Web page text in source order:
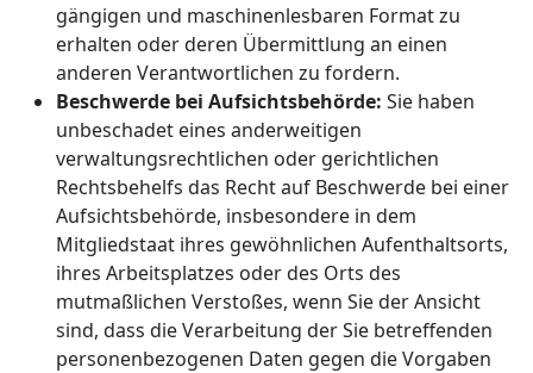
gängigen und maschinenlesbaren Format zu
erhalten oder deren Übermittlung an einen
anderen Verantwortlichen zu fordern.
Beschwerde bei Aufsichtsbehörde: Sie haben
unbeschadet eines anderweitigen
verwaltungsrechtlichen oder gerichtlichen
Rechtsbehelfs das Recht auf Beschwerde bei einer
Aufsichtsbehörde, insbesondere in dem
Mitgliedstaat ihres gewöhnlichen Aufenthaltsorts,
ihres Arbeitsplatzes oder des Orts des
mutmaßlichen Verstoßes, wenn Sie der Ansicht
sind, dass die Verarbeitung der Sie betreffenden
personenbezogenen Daten gegen die Vorgaben